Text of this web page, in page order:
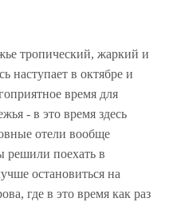
тропический, жаркий и
наступает в октябре и
время для
- в это время здесь
отели вообще
решили поехать в
остановиться на
где в это время как раз